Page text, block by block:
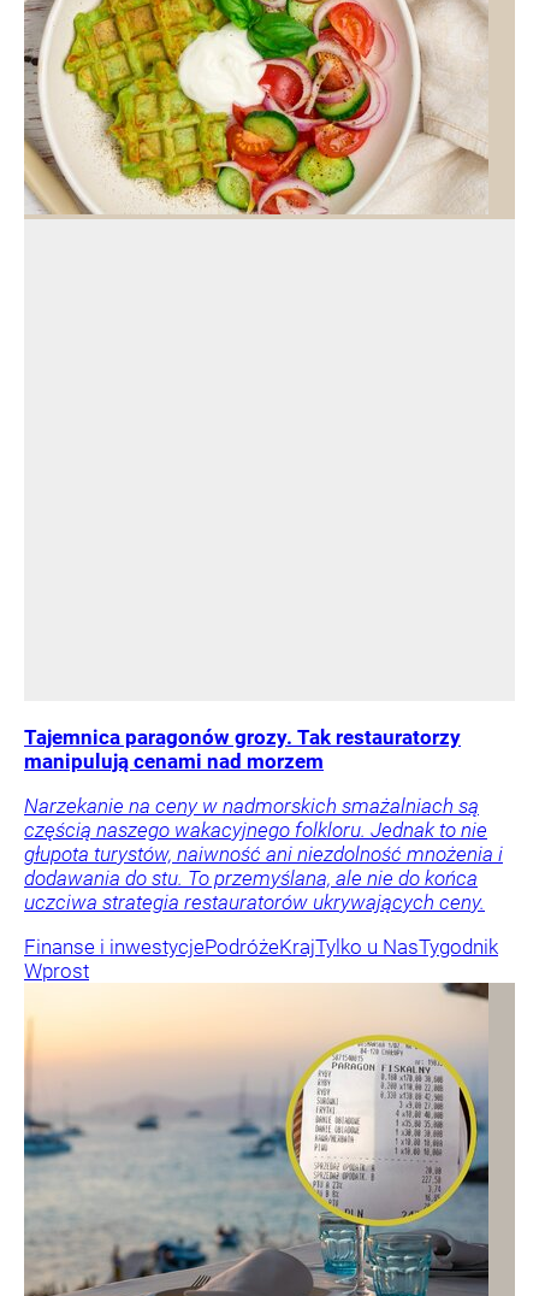
Tajemnica paragonów grozy. Tak restauratorzy
manipulują cenami nad morzem
Narzekanie na ceny w nadmorskich smażalniach są
częścią naszego wakacyjnego folkloru. Jednak to nie
głupota turystów, naiwność ani niezdolność mnożenia i
dodawania do stu. To przemyślana, ale nie do końca
uczciwa strategia restauratorów ukrywających ceny.
Finanse i inwestycjePodróżeKrajTylko u NasTygodnik
Wprost